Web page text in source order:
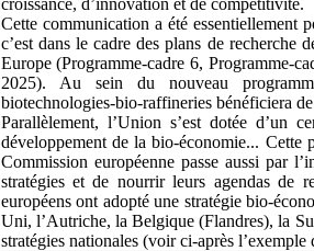
Cette communication a été essentiellement
c’est dans le cadre des plans de recherche
Europe (Programme-cadre 6, Programme-
2025). Au sein du nouveau
biotechnologies-bio-raffineries bénéficiera
Parallèlement, l’Union s’est dotée d’un
développement de la bio-économie...
Commission européenne passe aussi par
stratégies et de nourrir leurs agendas de
européens ont adopté une stratégie bio-
Uni, l’Autriche, la Belgique (Flandres), la
stratégies nationales (voir ci-après l’exemple